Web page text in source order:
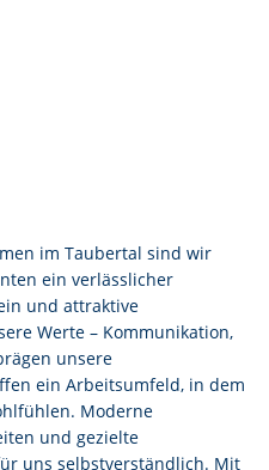
im Taubertal sind wir
ein verlässlicher
und attraktive
Werte – Kommunikation,
unsere
ein Arbeitsumfeld, in dem
Moderne
und gezielte
uns selbstverständlich. Mit